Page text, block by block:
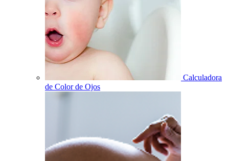
Calculadora
de Color de Ojos